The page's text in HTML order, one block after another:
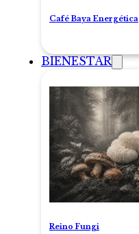
Café Baya Energética
BIENESTAR
Reino Fungi